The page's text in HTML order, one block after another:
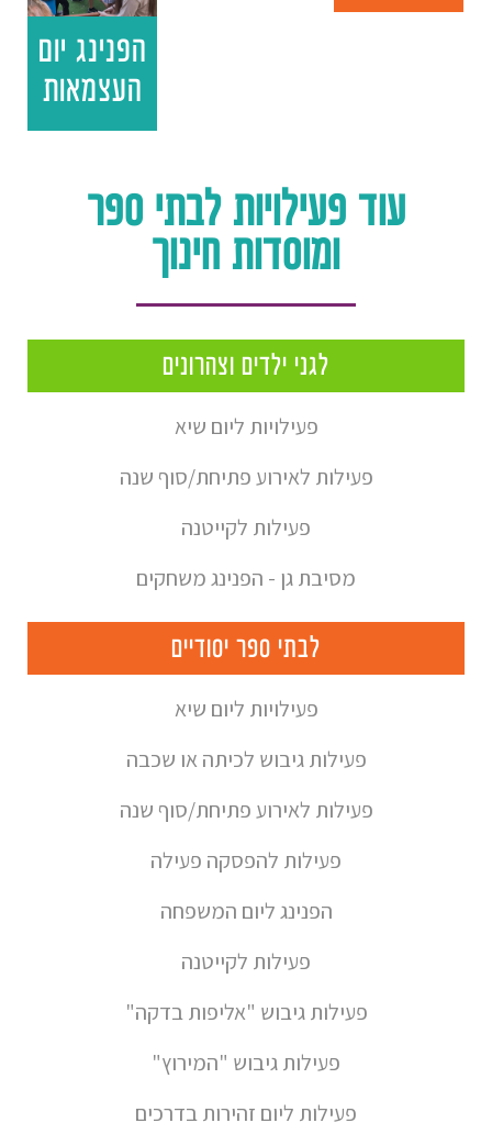
הפנינג יום
העצמאות
עוד פעילויות לבתי ספר
ומוסדות חינוך
לגני ילדים וצהרונים
פעילויות ליום שיא
פעילות לאירוע פתיחת/סוף שנה
פעילות לקייטנה
מסיבת גן - הפנינג משחקים
לבתי ספר יסודיים
פעילויות ליום שיא
פעילות גיבוש לכיתה או שכבה
פעילות לאירוע פתיחת/סוף שנה
פעילות להפסקה פעילה
הפנינג ליום המשפחה
פעילות לקייטנה
פעילות גיבוש "אליפות בדקה"
פעילות גיבוש "המירוץ"
פעילות ליום זהירות בדרכים